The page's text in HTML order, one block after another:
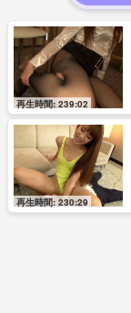
再生時間: 239:02
再生時間: 230:29